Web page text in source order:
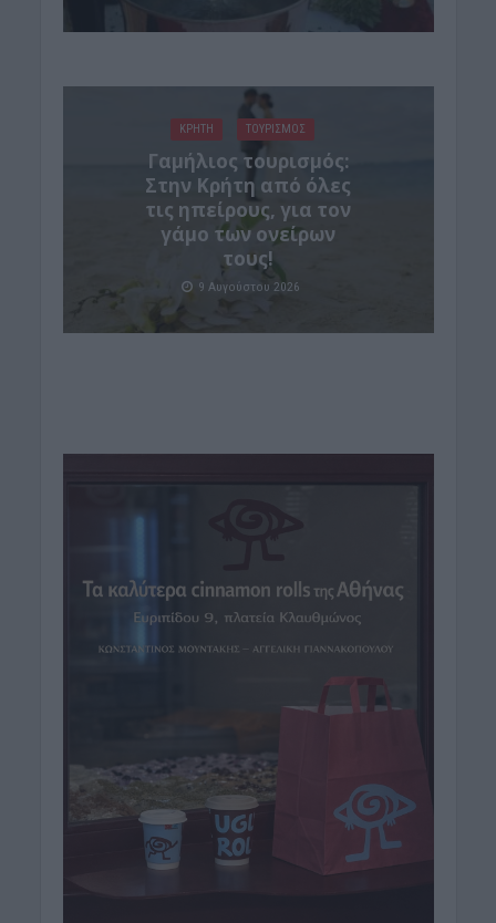
ΚΡΗΤΗ ΤΟΥΡΙΣΜΟΣ
Γαμήλιος τουρισμός:
Στην Κρήτη από όλες
τις ηπείρους, για τον
γάμο των ονείρων
τους!
9 Αυγούστου 2026